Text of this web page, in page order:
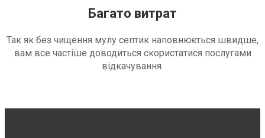
Багато витрат
Так як без чищення мулу септик наповнюється швидше,
вам все частіше доводиться скористатися послугами
відкачування.